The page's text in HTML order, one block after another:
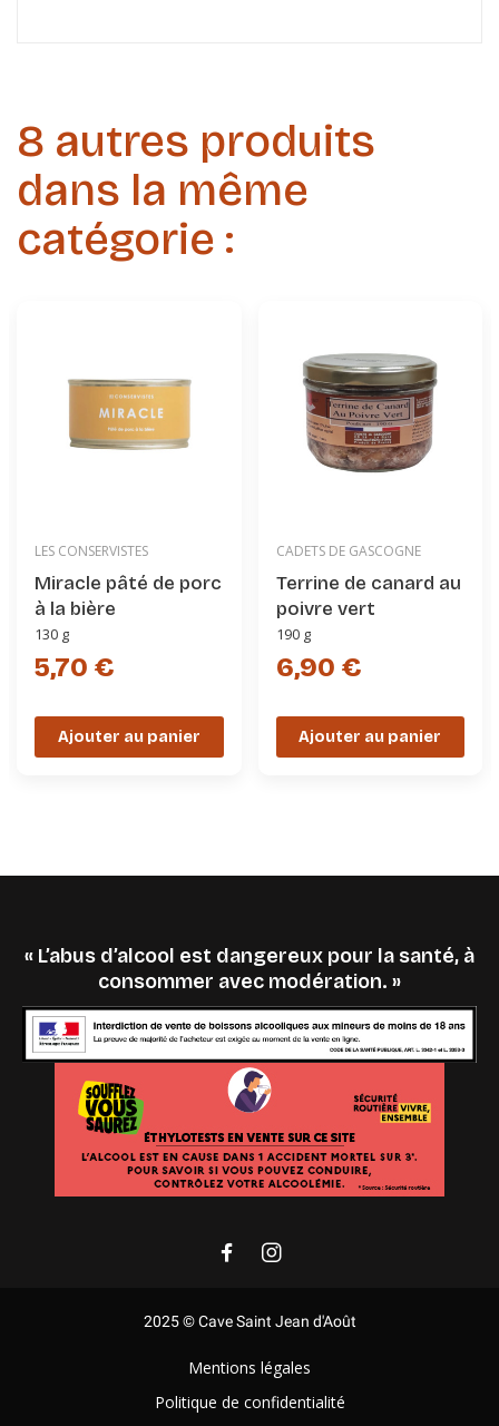
8 autres produits
dans la même
catégorie :
LES CONSERVISTES
Miracle pâté de porc
à la bière
130 g
5,70 €
Ajouter au panier
CADETS DE GASCOGNE
Terrine de canard au
poivre vert
190 g
6,90 €
Ajouter au panier
« L’abus d’alcool est dangereux pour la santé, à
consommer avec modération. »
2025 © Cave Saint Jean d'Août
Mentions légales
Politique de confidentialité